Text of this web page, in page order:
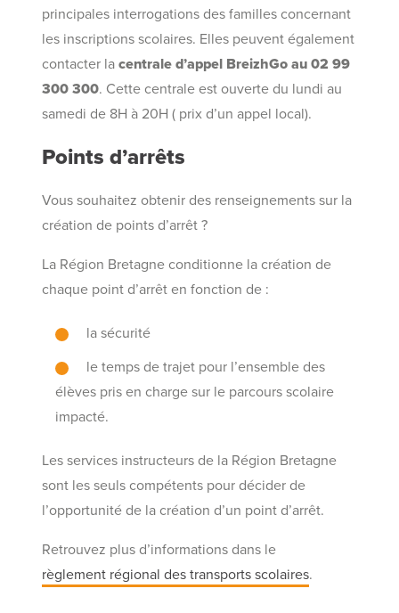
principales interrogations des familles concernant
les inscriptions scolaires. Elles peuvent également
contacter lacentrale d’appel BreizhGo au 02 99
300 300. Cette centrale est ouverte du lundi au
samedi de 8H à 20H ( prix d’un appel local).
Points d’arrêts
Vous souhaitez obtenir des renseignements sur la
création de points d’arrêt ?
La Région Bretagne conditionne la création de
chaque point d’arrêt en fonction de :
la sécurité
le temps de trajet pour l’ensemble des
élèves pris en charge sur le parcours scolaire
impacté.
Les services instructeurs de la Région Bretagne
sont les seuls compétents pour décider de
l’opportunité de la création d’un point d’arrêt.
Retrouvez plus d’informations dans le
règlement régional des transports scolaires.